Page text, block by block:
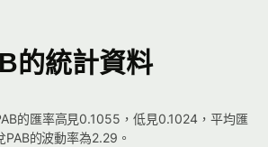
的統計資料
的匯率高見0.1055，低見0.1024，平均匯
的波動率為2.29。